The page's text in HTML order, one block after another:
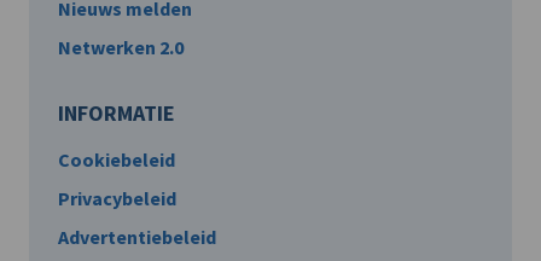
Nieuws melden
Netwerken 2.0
INFORMATIE
Cookiebeleid
Privacybeleid
Advertentiebeleid